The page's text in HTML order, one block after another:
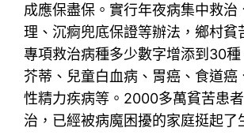
成應保盡保。實行年夜病集中救治
理、沉痾兜底保證等辦法，鄉村貧
專項救治病種多少數字增添到30
芥蒂、兒童白血病、胃癌、食道癌
性精力疾病等。2000多萬貧苦患
治，已經被病魔困擾的家庭挺起了